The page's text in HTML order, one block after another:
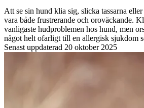
Att se sin hund klia sig, slicka tassarna
vara både frustrerande och oroväckande.
vanligaste hudproblemen hos hund, men
något helt ofarligt till en allergisk sjukdom
Senast uppdaterad 20 oktober 2025